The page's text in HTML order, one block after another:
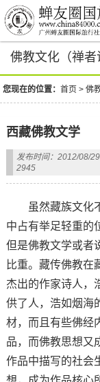
佛教文化（禅者
您现在的位置：首页 >佛
西藏佛教文学
发布时间：2012/08/29
2945
虽然藏族文化不
中占有举足轻重的
但是佛教文学或者
比重。藏传佛教在
杰出的作家诗人，
供了人，浩如烟海
材，而且有些佛经
品，而佛教思想又
作品中描写的社会